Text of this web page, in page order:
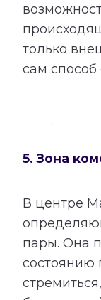
только
сам
5. Зона
В центре
пары. Она
состоянию